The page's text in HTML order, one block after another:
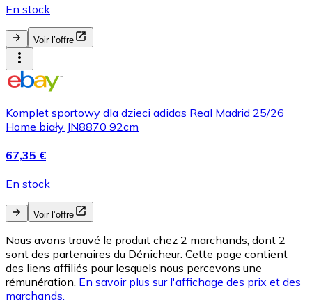
En stock
Voir l’offre
Komplet sportowy dla dzieci adidas Real Madrid 25/26
Home biały JN8870 92cm
67,35 €
En stock
Voir l’offre
Nous avons trouvé le produit chez 2 marchands, dont 2
sont des partenaires du Dénicheur. Cette page contient
des liens affiliés pour lesquels nous percevons une
rémunération. En savoir plus sur l'affichage des prix et des
marchands.